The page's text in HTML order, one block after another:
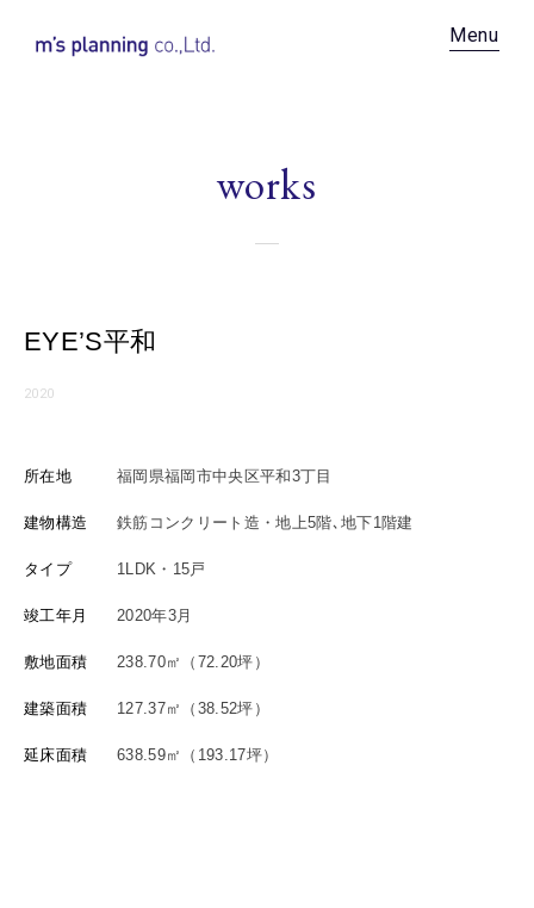
Menu
works
EYE’S平和
2020
所在地 福岡県福岡市中央区平和3丁目
建物構造 鉄筋コンクリート造・地上5階､地下1階建
タイプ 1LDK・15戸
竣工年月 2020年3月
敷地面積 238.70㎡（72.20坪）
建築面積 127.37㎡（38.52坪）
延床面積 638.59㎡（193.17坪）